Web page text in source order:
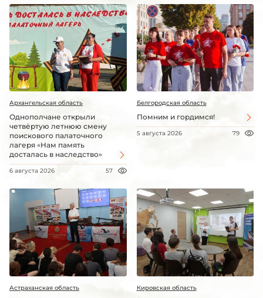
Архангельская область
Однополчане открыли
четвёртую летнюю смену
поискового палаточного
лагеря «Нам память
досталась в наследство»
6 августа 2026 57
Белгородская область
Помним и гордимся!
5 августа 2026 79
Астраханская область Кировская область